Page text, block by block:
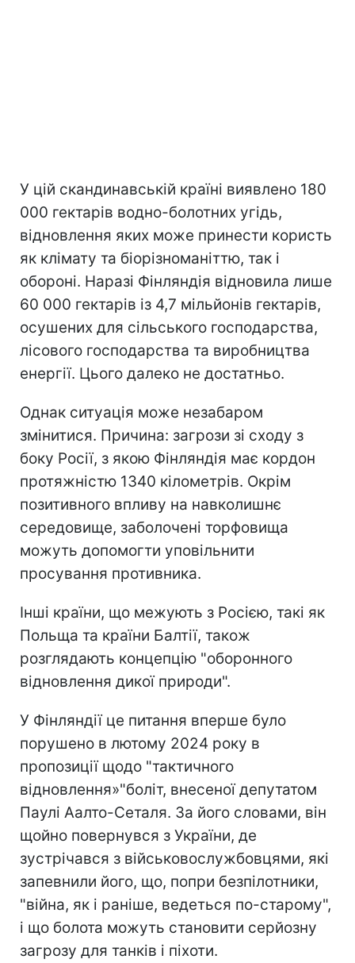
У цій скандинавській країні виявлено 180
000 гектарів водно-болотних угідь,
відновлення яких може принести користь
як клімату та біорізноманіттю, так і
обороні. Наразі Фінляндія відновила лише
60 000 гектарів із 4,7 мільйонів гектарів,
осушених для сільського господарства,
лісового господарства та виробництва
енергії. Цього далеко не достатньо.
Однак ситуація може незабаром
змінитися. Причина: загрози зі сходу з
боку Росії, з якою Фінляндія має кордон
протяжністю 1340 кілометрів. Окрім
позитивного впливу на навколишнє
середовище, заболочені торфовища
можуть допомогти уповільнити
просування противника.
Інші країни, що межують з Росією, такі як
Польща та країни Балтії, також
розглядають концепцію "оборонного
відновлення дикої природи".
У Фінляндії це питання вперше було
порушено в лютому 2024 року в
пропозиції щодо "тактичного
відновлення»"боліт, внесеної депутатом
Паулі Аалто-Сеталя. За його словами, він
щойно повернувся з України, де
зустрічався з військовослужбовцями, які
запевнили його, що, попри безпілотники,
"війна, як і раніше, ведеться по-старому",
і що болота можуть становити серйозну
загрозу для танків і піхоти.